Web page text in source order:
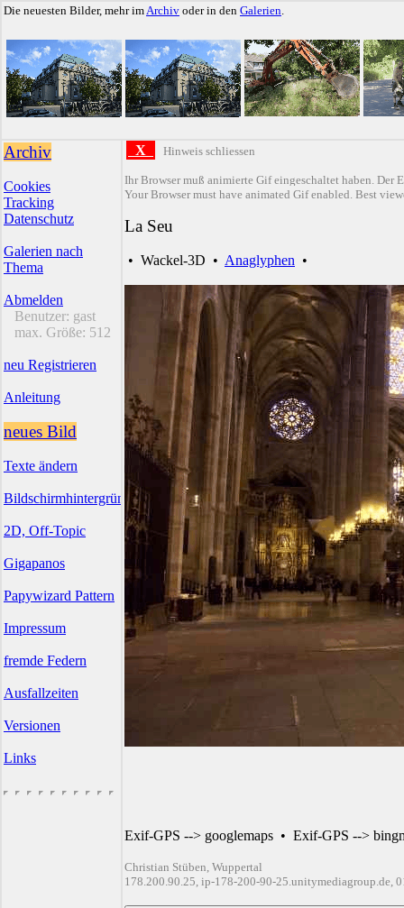
Die neuesten Bilder, mehr imArchiv oder in den Galerien.
Archiv
Cookies
Tracking
Datenschutz
Galerien nach
Thema
Abmelden
Benutzer: gast
max. Größe: 512
neu Registrieren
Anleitung
neues Bild
Texte ändern
Bildschirmhintergründe
2D, Off-Topic
Gigapanos
Papywizard Pattern
Impressum
fremde Federn
Ausfallzeiten
Versionen
Links
X Hinweis schliessen
Ihr Browser muß animierte Gif eingeschaltet haben. Der
Your Browser must have animated Gif enabled. Best
La Seu
• Wackel-3D • Anaglyphen •
Exif-GPS --> googlemaps • Exif-GPS -->
Christian Stüben, Wuppertal
178.200.90.25, ip-178-200-90-25.unitymediagroup.de,